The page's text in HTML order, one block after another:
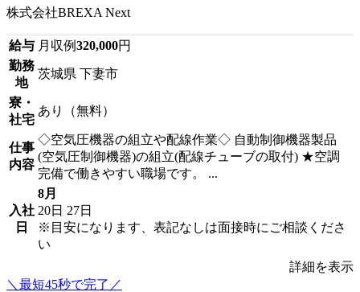
株式会社BREXA Next
給与 月収例320,000円
勤務
地
茨城県 下妻市
寮・
社宅
あり（無料）
仕事
内容
◇空気圧機器の組立や配線作業◇ 自動制御機器製品
(空気圧制御機器)の組立(配線チューブの取付) ★空調
完備で働きやすい職場です。 ...
入社
日
8月
20日 27日
※目安になります、表記なしは面接時にご相談くださ
い
詳細を表示
＼最短45秒で完了／